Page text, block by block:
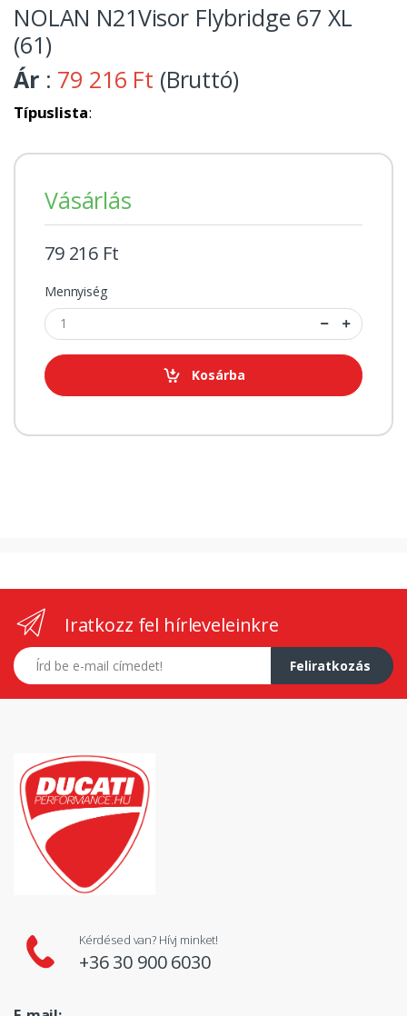
NOLAN N21Visor Flybridge 67 XL
(61)
Ár : 79 216 Ft (Bruttó)
Típuslista:
Vásárlás
79 216 Ft
Mennyiség
Kosárba
Iratkozz fel hírleveleinkre
E-mail címed
Feliratkozás
Kérdésed van? Hívj minket!
+36 30 900 6030